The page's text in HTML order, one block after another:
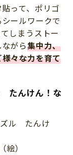
って、ポリゴ
ールワークで
しまうストー
がら集中力、
々な力を育て
たんけん！な
ズル たんけ
）